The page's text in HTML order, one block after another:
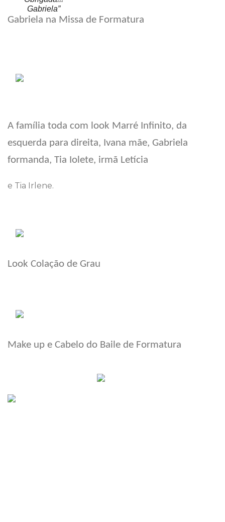
Gabriela”
Gabriela na Missa de Formatura
A família toda com look Marré Infinito, da
esquerda para direita, Ivana mãe, Gabriela
formanda, Tia Iolete, irmã Letícia
e Tia Irlene.
Look Colação de Grau
Make up e Cabelo do Baile de Formatura